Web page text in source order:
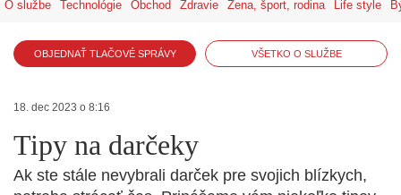
O službe Technológie Obchod Zdravie Žena, šport, rodina Life style
OBJEDNAŤ TLAČOVÉ SPRÁVY VŠETKO O SLUŽBE
18. dec 2023 o 8:16
Tipy na darčeky
Ak ste stále nevybrali darček pre svojich blízkych,